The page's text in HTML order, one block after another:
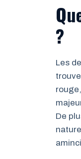
?
Les
De